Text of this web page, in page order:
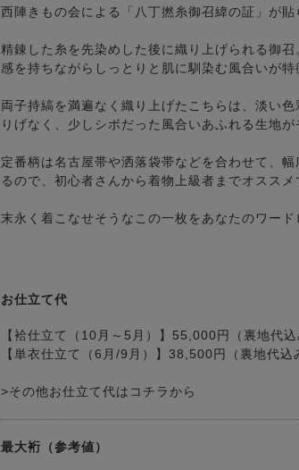
西陣きもの会による「八丁撚糸御召緯の証」が貼
精錬した糸を先染めした後に織り上げられる御
感を持ちながらしっとりと肌に馴染む風合いが特
両子持縞を満遍なく織り上げたこちらは、淡い
りげなく、少しシボだった風合いあふれる生地が
定番柄は名古屋帯や洒落袋帯などを合わせて、
るので、初心者さんから着物上級者までオススメ
末永く着こなせそうなこの一枚をあなたのワード
お仕立て代
【袷仕立て（10月～5月）】55,000円（裏地代込
【単衣仕立て（6月/9月）】38,500円（裏地代込
>その他お仕立て代はコチラから
最大裄（参考値）